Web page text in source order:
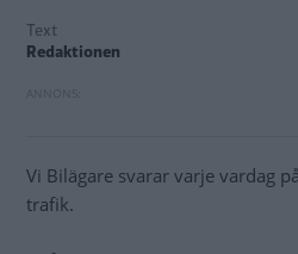
Text
Redaktionen
Vi Bilägare svarar varje vardag
trafik.